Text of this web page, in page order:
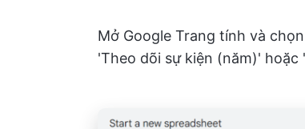
Mở Google Trang tính và
'Theo dõi sự kiện (năm)' hoặc